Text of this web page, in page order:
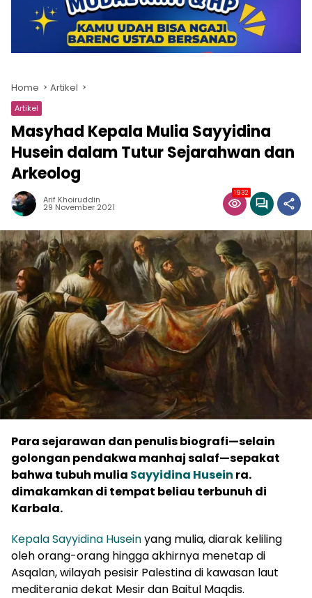
Home Artikel
Artikel
Masyhad Kepala Mulia Sayyidina
Husein dalam Tutur Sejarahwan dan
Arkeolog
Arif Khoiruddin
29 November 2021
1932
Para sejarawan dan penulis biografi—selain
golongan pendakwa manhaj salaf—sepakat
bahwa tubuh mulia Sayyidina Husein ra.
dimakamkan di tempat beliau terbunuh di
Karbala.
Kepala Sayyidina Huseinyang mulia, diarak keliling
oleh orang-orang hingga akhirnya menetap di
Asqalan, wilayah pesisir Palestina di kawasan laut
mediterania dekat Mesir dan Baitul Maqdis.